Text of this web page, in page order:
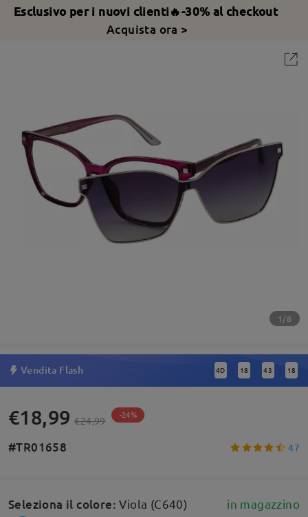
Esclusivo per i nuovi clienti🔥-30% al checkout
Acquista ora >
1/8
Vendita Flash 4D : 18 : 43 : 18
€18,99 €24,99 -24%
#TR01658 47
Seleziona il colore:Viola (C640) in magazzino